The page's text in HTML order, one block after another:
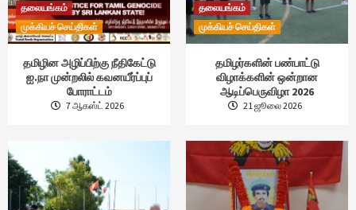
தலையங்கம்
முக்கியச் செய்திகள்
தமிழின அழிப்பிற்கு நீதிகேட்டு
ஐ.நா முன்றலில் கவனயீர்ப்புப்
போராட்டம்
7 ஆகஸ்ட் 2026
தலையங்கம்
முக்கியச் செய்திகள்
தமிழர்களின் பண்பாட்டு
விழாக்களின் ஒன்றான
ஆடிப்பெருவிழா 2026
21 ஜூலை 2026